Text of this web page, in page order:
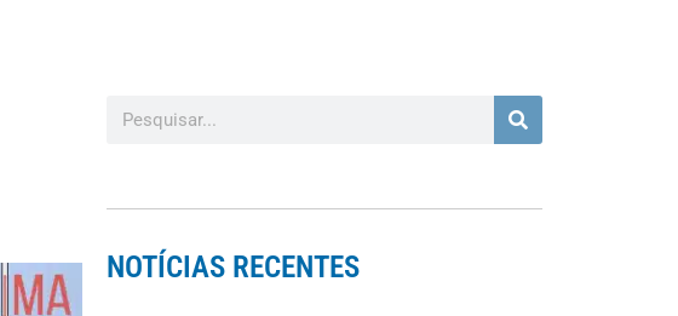
NOTÍCIAS RECENTES